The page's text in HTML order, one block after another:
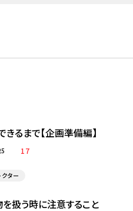
きるまで【企画準備編】
17
クター
を扱う時に注意すること